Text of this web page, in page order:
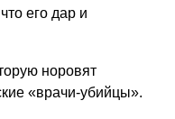
его дар и
норовят
«врачи-убийцы».